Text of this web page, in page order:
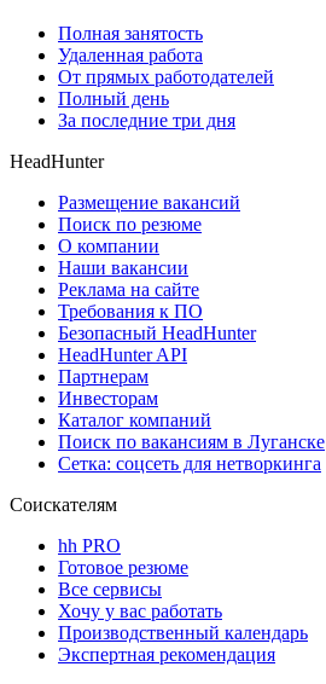
Полная занятость
Удаленная работа
От прямых работодателей
Полный день
За последние три дня
HeadHunter
Размещение вакансий
Поиск по резюме
О компании
Наши вакансии
Реклама на сайте
Требования к ПО
Безопасный HeadHunter
HeadHunter API
Партнерам
Инвесторам
Каталог компаний
Поиск по вакансиям в Луганске
Сетка: соцсеть для нетворкинга
Соискателям
hh PRO
Готовое резюме
Все сервисы
Хочу у вас работать
Производственный календарь
Экспертная рекомендация